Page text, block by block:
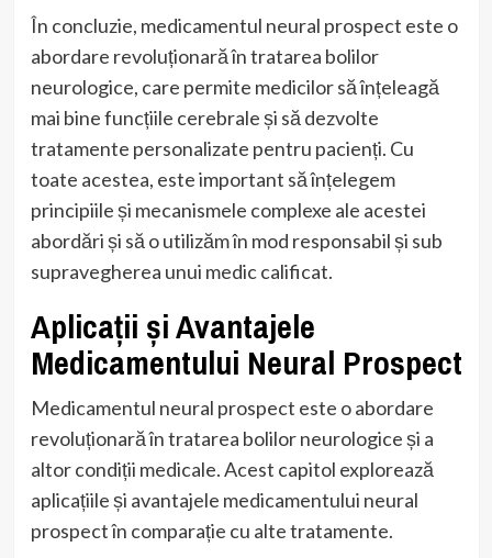
În concluzie, medicamentul neural prospect este o
abordare revoluționară în tratarea bolilor
neurologice, care permite medicilor să înțeleagă
mai bine funcțiile cerebrale și să dezvolte
tratamente personalizate pentru pacienți. Cu
toate acestea, este important să înțelegem
principiile și mecanismele complexe ale acestei
abordări și să o utilizăm în mod responsabil și sub
supravegherea unui medic calificat.
Aplicații și Avantajele
Medicamentului Neural Prospect
Medicamentul neural prospect este o abordare
revoluționară în tratarea bolilor neurologice și a
altor condiții medicale. Acest capitol explorează
aplicațiile și avantajele medicamentului neural
prospect în comparație cu alte tratamente.